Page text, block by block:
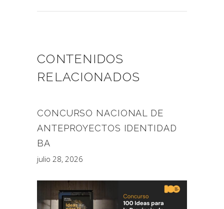
CONTENIDOS
RELACIONADOS
CONCURSO NACIONAL DE
ANTEPROYECTOS IDENTIDAD
BA
julio 28, 2026